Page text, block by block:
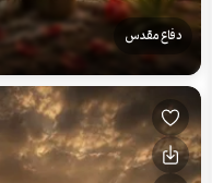
دفاع مقدس